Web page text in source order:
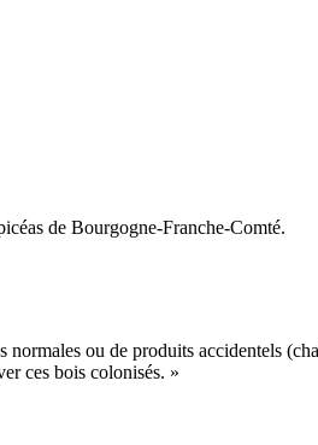
de Bourgogne-Franche-Comté.
normales ou de produits accidentels
ces bois colonisés. »